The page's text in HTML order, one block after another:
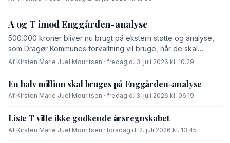
A og T imod Enggården-analyse
500.000 kroner bliver nu brugt på ekstern støtte og analyse,
som Dragør Kommunes forvaltning vil bruge, når de skal
forhandle med OK-fonden om en driftsoverenskomst for
Af Kirsten Marie Juel Mouritsen · fredag d. 3. juli 2026 kl. 10.29
En halv million skal bruges på Enggården-analyse
Af Kirsten Marie Juel Mouritsen · fredag d. 3. juli 2026 kl. 06.19
Liste T ville ikke godkende årsregnskabet
Af Kirsten Marie Juel Mouritsen · torsdag d. 2. juli 2026 kl. 13.45